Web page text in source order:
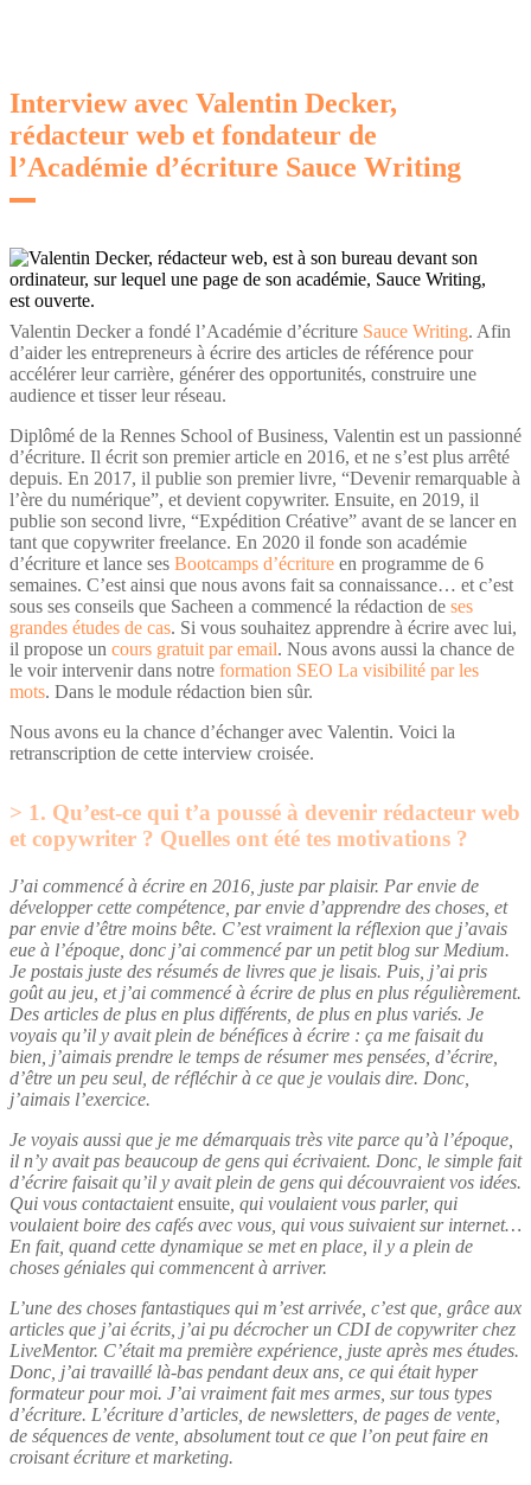
Interview avec Valentin Decker,
rédacteur web et fondateur de
l’Académie d’écriture Sauce Writing
Valentin Decker a fondé l’Académie d’écriture Sauce Writing. Afin
d’aider les entrepreneurs à écrire des articles de référence pour
accélérer leur carrière, générer des opportunités, construire une
audience et tisser leur réseau.
Diplômé de la Rennes School of Business, Valentin est un passionné
d’écriture. Il écrit son premier article en 2016, et ne s’est plus arrêté
depuis. En 2017, il publie son premier livre, “Devenir remarquable à
l’ère du numérique”, et devient copywriter. Ensuite, en 2019, il
publie son second livre, “Expédition Créative” avant de se lancer en
tant que copywriter freelance. En 2020 il fonde son académie
d’écriture et lance ses Bootcamps d’écriture en programme de 6
semaines. C’est ainsi que nous avons fait sa connaissance… et c’est
sous ses conseils que Sacheen a commencé la rédaction de ses
grandes études de cas. Si vous souhaitez apprendre à écrire avec lui,
il propose un cours gratuit par email. Nous avons aussi la chance de
le voir intervenir dans notre formation SEO La visibilité par les
mots. Dans le module rédaction bien sûr.
Nous avons eu la chance d’échanger avec Valentin. Voici la
retranscription de cette interview croisée.
1. Qu’est-ce qui t’a poussé à devenir rédacteur web
et copywriter ? Quelles ont été tes motivations ?
J’ai commencé à écrire en 2016, juste par plaisir. Par envie de
développer cette compétence, par envie d’apprendre des choses, et
par envie d’être moins bête. C’est vraiment la réflexion que j’avais
eue à l’époque, donc j’ai commencé par un petit blog sur Medium.
Je postais juste des résumés de livres que je lisais. Puis, j’ai pris
goût au jeu, et j’ai commencé à écrire de plus en plus régulièrement.
Des articles de plus en plus différents, de plus en plus variés. Je
voyais qu’il y avait plein de bénéfices à écrire : ça me faisait du
bien, j’aimais prendre le temps de résumer mes pensées, d’écrire,
d’être un peu seul, de réfléchir à ce que je voulais dire. Donc,
j’aimais l’exercice.
Je voyais aussi que je me démarquais très vite parce qu’à l’époque,
il n’y avait pas beaucoup de gens qui écrivaient. Donc, le simple fait
d’écrire faisait qu’il y avait plein de gens qui découvraient vos idées.
Qui vous contactaientensuite , qui voulaient vous parler, qui
voulaient boire des cafés avec vous, qui vous suivaient sur internet…
En fait, quand cette dynamique se met en place, il y a plein de
choses géniales qui commencent à arriver.
L’une des choses fantastiques qui m’est arrivée, c’est que, grâce aux
articles que j’ai écrits, j’ai pu décrocher un CDI de copywriter chez
LiveMentor. C’était ma première expérience, juste après mes études.
Donc, j’ai travaillé là-bas pendant deux ans, ce qui était hyper
formateur pour moi. J’ai vraiment fait mes armes, sur tous types
d’écriture. L’écriture d’articles, de newsletters, de pages de vente,
de séquences de vente, absolument tout ce que l’on peut faire en
croisant écriture et marketing.